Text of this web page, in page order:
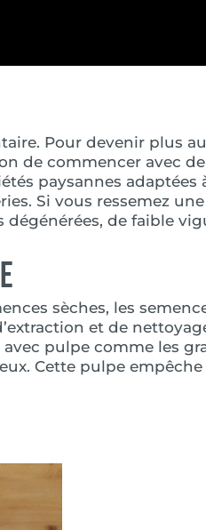
Pour devenir plus
de commencer avec
paysannes adaptées
Si vous ressemez
de faible
sèches, les
et de
pulpe comme les
Cette pulpe